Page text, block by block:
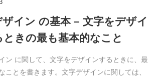
ザイン の基本 – 文字をデザイ
ときの最も基本的なこと
ン に関して、文字をデザインするときに、最
ことを書きます。文字デザインに関しては、